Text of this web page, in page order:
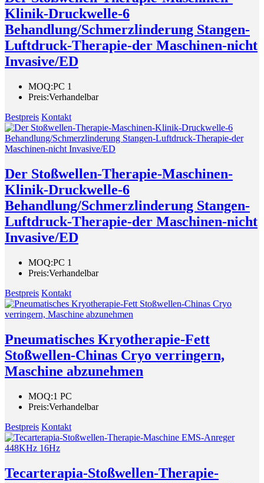
Klinik-Druckwelle-6
Behandlung/Schmerzlinderung Stangen-
Luftdruck-Therapie-der Maschinen-nicht
Invasive/ED
MOQ:PC 1
Preis:Verhandelbar
Bestpreis Kontakt
Der Stoßwellen-Therapie-Maschinen-
Klinik-Druckwelle-6
Behandlung/Schmerzlinderung Stangen-
Luftdruck-Therapie-der Maschinen-nicht
Invasive/ED
MOQ:PC 1
Preis:Verhandelbar
Bestpreis Kontakt
Pneumatisches Kryotherapie-Fett
Stoßwellen-Chinas Cryo verringern,
Maschine abzunehmen
MOQ:1 PC
Preis:Verhandelbar
Bestpreis Kontakt
Tecarterapia-Stoßwellen-Therapie-